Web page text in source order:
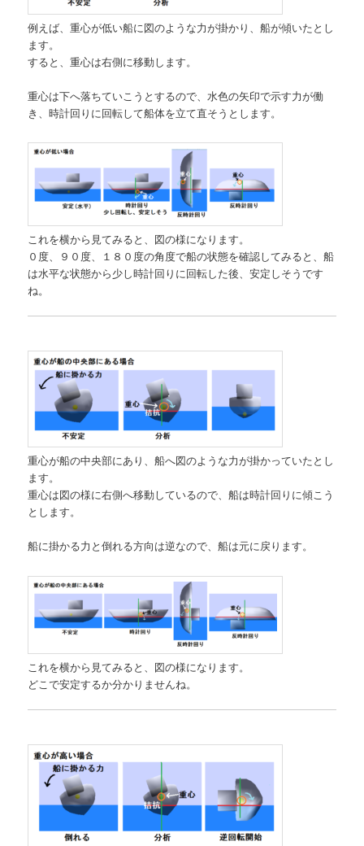
例えば、重心が低い船に図のような力が掛かり、船が傾いたとし
ます。
すると、重心は右側に移動します。
重心は下へ落ちていこうとするので、水色の矢印で示す力が働
き、時計回りに回転して船体を立て直そうとします。
これを横から見てみると、図の様になります。
０度、９０度、１８０度の角度で船の状態を確認してみると、船
は水平な状態から少し時計回りに回転した後、安定しそうです
ね。
重心が船の中央部にあり、船へ図のような力が掛かっていたとし
ます。
重心は図の様に右側へ移動しているので、船は時計回りに傾こう
とします。
船に掛かる力と倒れる方向は逆なので、船は元に戻ります。
これを横から見てみると、図の様になります。
どこで安定するか分かりませんね。